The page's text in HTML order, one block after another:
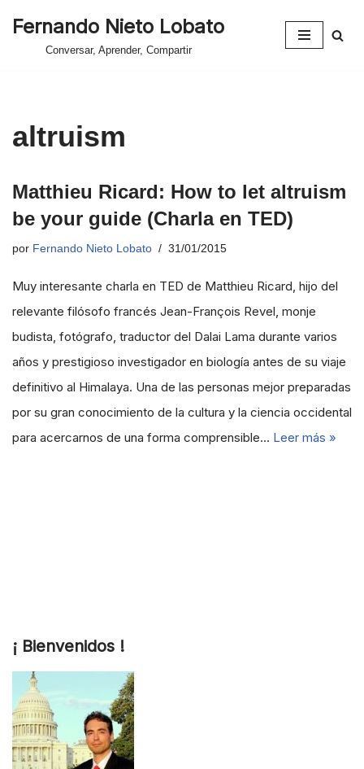
Fernando Nieto Lobato
Conversar, Aprender, Compartir
altruism
Matthieu Ricard: How to let altruism
be your guide (Charla en TED)
por Fernando Nieto Lobato 31/01/2015
Muy interesante charla en TED de Matthieu Ricard, hijo del
relevante filósofo francés Jean-François Revel, monje
budista, fotógrafo, traductor del Dalai Lama durante varios
años y prestigioso investigador en biología antes de su viaje
definitivo al Himalaya. Una de las personas mejor preparadas
por su gran conocimiento de la cultura y la ciencia occidental
para acercarnos de una forma comprensible… Leer más »
¡ Bienvenidos !